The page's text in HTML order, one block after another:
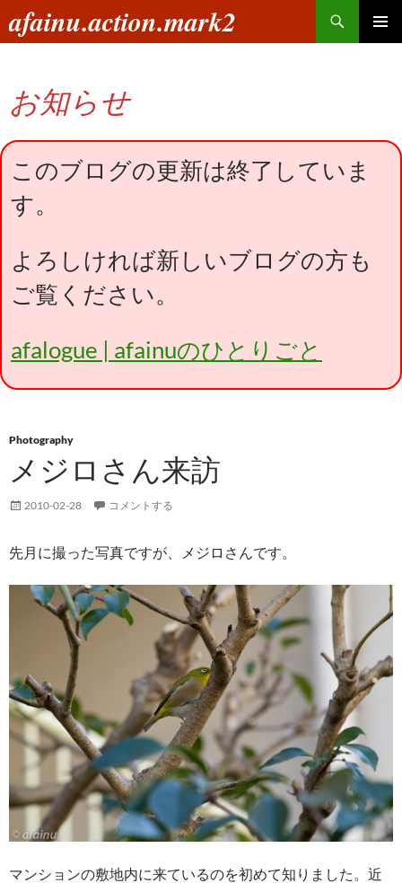
ン
へ
ス
キ
プ
afainu.action.mark2
索
お知らせ
このブログの更新は終了していま
す。
よろしければ新しいブログの方も
ご覧ください。
afalogue | afainuのひとりごと
Photography
メジロさん来訪
2010-02-28 コメントする
先月に撮った写真ですが、メジロさんです。
マンションの敷地内に来ているのを初めて知りました。近